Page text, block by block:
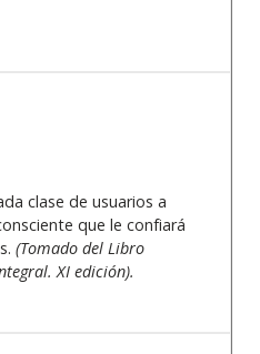
clase de usuarios a
que le confiará
(Tomado del Libro
XI edición).